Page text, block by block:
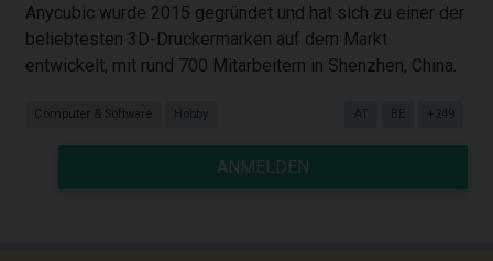
Anycubic wurde 2015 gegründet und hat sich zu einer der
beliebtesten 3D-Druckermarken auf dem Markt
entwickelt, mit rund 700 Mitarbeitern in Shenzhen, China.
Computer & Software Hobby AT BE +249
ANMELDEN